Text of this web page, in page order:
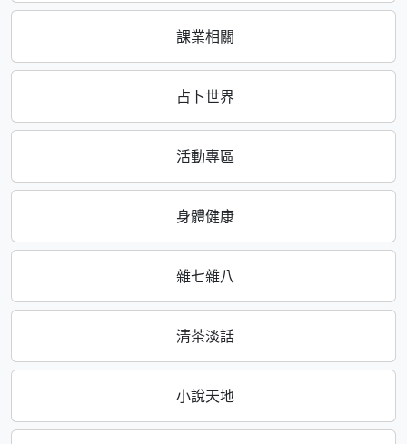
課業相關
占卜世界
活動專區
身體健康
雜七雜八
清茶淡話
小說天地